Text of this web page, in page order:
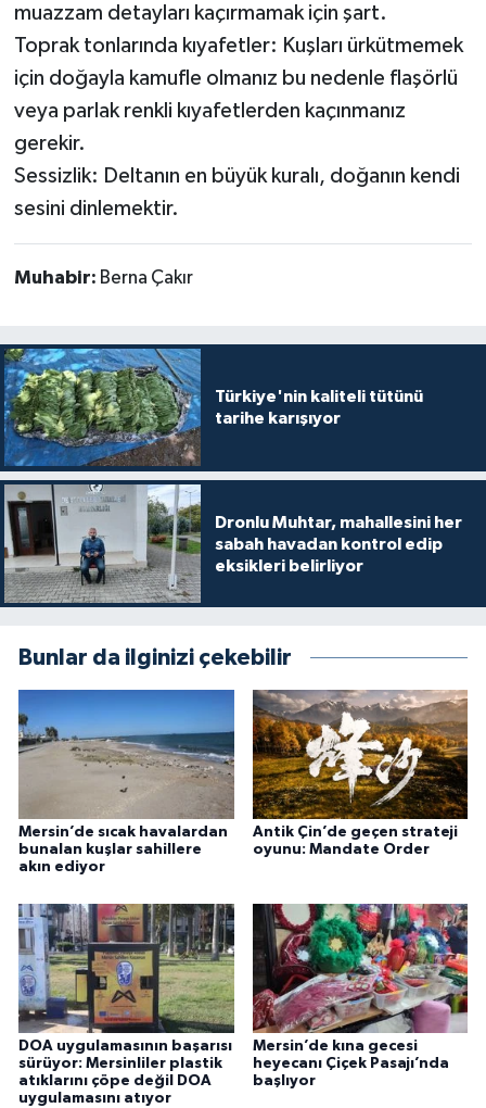
muazzam detayları kaçırmamak için şart.
Toprak tonlarında kıyafetler: Kuşları ürkütmemek
için doğayla kamufle olmanız bu nedenle flaşörlü
veya parlak renkli kıyafetlerden kaçınmanız
gerekir.
Sessizlik: Deltanın en büyük kuralı, doğanın kendi
sesini dinlemektir.
Muhabir: Berna Çakır
Türkiye'nin kaliteli tütünü
tarihe karışıyor
Dronlu Muhtar, mahallesini her
sabah havadan kontrol edip
eksikleri belirliyor
Bunlar da ilginizi çekebilir
Mersin’de sıcak havalardan
bunalan kuşlar sahillere
akın ediyor
Antik Çin’de geçen strateji
oyunu: Mandate Order
DOA uygulamasının başarısı
sürüyor: Mersinliler plastik
atıklarını çöpe değil DOA
uygulamasını atıyor
Mersin’de kına gecesi
heyecanı Çiçek Pasajı’nda
başlıyor